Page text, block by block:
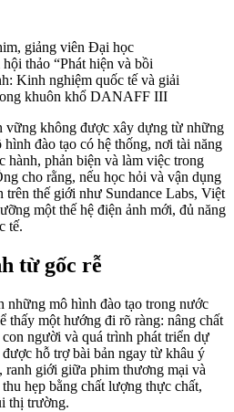
giảng viên Đại học
thảo “Phát hiện và bồi
Kinh nghiệm quốc tế và giải
khuôn khổ DANAFF III
vững không được xây dựng từ những
đào tạo có hệ thống, nơi tài năng
hành, phản biện và làm việc trong
cho rằng, nếu học hỏi và vận dụng
thế giới như Sundance Labs, Việt
một thế hệ điện ảnh mới, đủ năng
tế.
từ gốc rễ
những mô hình đào tạo trong nước
một hướng đi rõ ràng: nâng chất
người và quá trình phát triển dự
hỗ trợ bài bản ngay từ khâu ý
ranh giới giữa phim thương mại và
hẹp bằng chất lượng thực chất,
thị trường.